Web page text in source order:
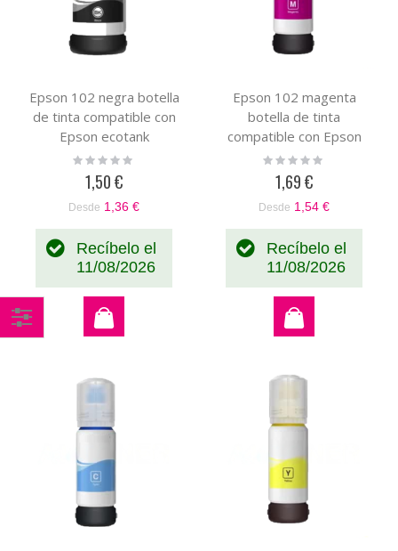
Epson 102 negra botella
de tinta compatible con
Epson ecotank
C13T03R140
Rating:
1,50 €
Desde 1,36 €
Recíbelo el
11/08/2026
Epson 102 magenta
botella de tinta
compatible con Epson
C13T03R340
Rating:
1,69 €
Desde 1,54 €
Recíbelo el
11/08/2026
Comprar